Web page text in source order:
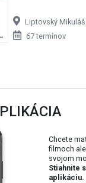
Liptovský Mikuláš
67 termínov
Chcete
filmoch
svojom
Stiahnite
aplikáciu.